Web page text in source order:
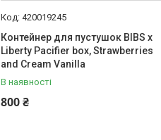
420019245
Контейнер для пустушок BIBS x
Liberty Pacifier box, Strawberries
and Cream Vanilla
В наявності
800 ₴